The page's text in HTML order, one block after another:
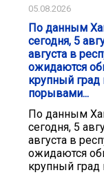
05.08.2026
По данным
сегодня, 5
августа в
ожидаются
крупный
порывами...
По данным
сегодня, 5
августа в
ожидаются
крупный град